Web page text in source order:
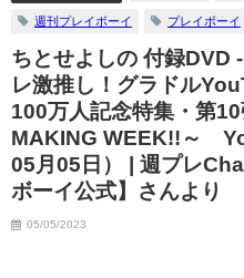
週刊プレイボーイ プレイボーイ
ちとせよしの 付録DVD
レ激推し！グラドル
100万人記念特集・第
MAKING WEEK!!～
05月05日） | 週プレ
ボーイ公式】さんより
05/05/2023